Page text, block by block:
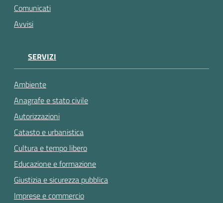
Comunicati
Avvisi
SERVIZI
Ambiente
Anagrafe e stato civile
Autorizzazioni
Catasto e urbanistica
Cultura e tempo libero
Educazione e formazione
Giustizia e sicurezza pubblica
Imprese e commercio